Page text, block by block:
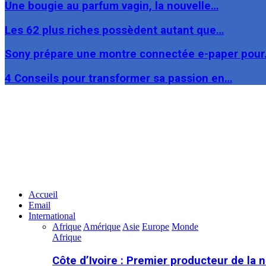
Une bougie au parfum vagin, la nouvelle…
Les 62 plus riches possèdent autant que…
Sony prépare une montre connectée e-paper
4 Conseils pour transformer sa passion en…
Accueil
Email
International
Afrique Amérique Asie Europe Monde
Afrique
Côte d’Ivoire : Premier producteur de la